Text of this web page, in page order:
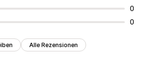
0
0
Alle Rezensionen